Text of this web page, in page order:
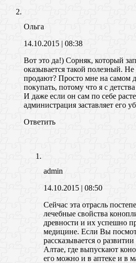
Ольга
14.10.2015 | 08:38
Вот это да!) Сорняк, который
оказывается такой полезный.
продают? Просто мне на самом
покупать, потому что я с
И даже если он сам по себе
администрация заставляет его
Ответить
admin
14.10.2015 | 08:50
Сейчас эта отрасль
лечебные свойства
древности и их успешно
медицине. Если Вы
рассказывается о
Алтае, где выпускают
его можно и в аптеке и в